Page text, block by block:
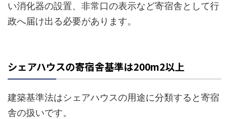
い消化器の設置、非常口の表示など寄宿舎として行
政へ届け出る必要があります。
シェアハウスの寄宿舎基準は200m2以上
建築基準法はシェアハウスの用途に分類すると寄宿
舎の扱いです。